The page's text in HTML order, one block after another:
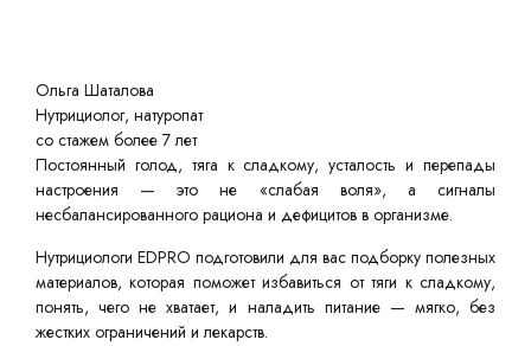
Ольга Шаталова
Нутрициолог, натуропат
со стажем более 7 лет
Постоянный голод, тяга к сладкому, усталость и перепады
настроения — это не «слабая воля», а сигналы
несбалансированного рациона и дефицитов в организме.
Нутрициологи EDPRO подготовили для вас подборку полезных
материалов, которая поможет избавиться от тяги к сладкому,
понять, чего не хватает, и наладить питание — мягко, без
жестких ограничений и лекарств.